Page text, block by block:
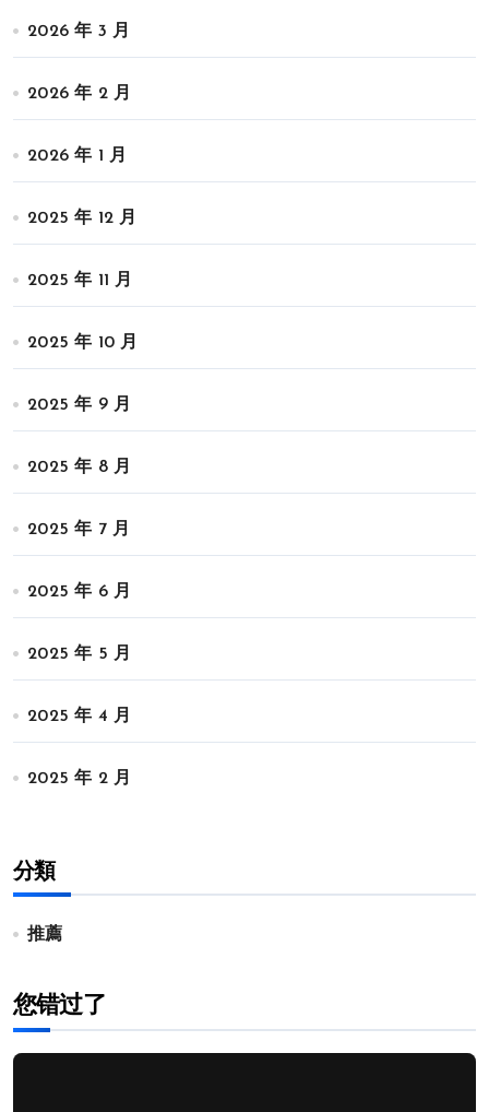
2026 年 3 月
2026 年 2 月
2026 年 1 月
2025 年 12 月
2025 年 11 月
2025 年 10 月
2025 年 9 月
2025 年 8 月
2025 年 7 月
2025 年 6 月
2025 年 5 月
2025 年 4 月
2025 年 2 月
分類
推薦
您错过了